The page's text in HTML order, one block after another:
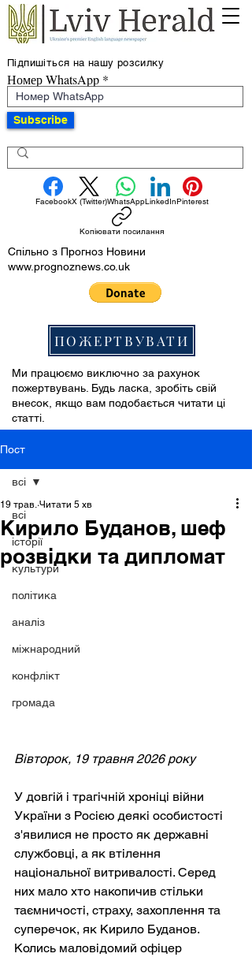
Підпишіться на нашу розсилку
Номер WhatsApp
Subscribe
FacebookX (Twitter)WhatsAppLinkedInPinterest
Копіювати посилання
Спільно з Прогноз Новини
www.prognoznews.co.uk
ПОЖЕРТВУВАТИ
Ми працюємо виключно за рахунок
пожертвувань. Будь ласка, зробіть свій
внесок, якщо вам подобається читати ці
статті.
Пост
всі
історії
культури
політика
аналіз
міжнародний
конфлікт
громада
всі
Кирило Буданов, шеф
розвідки та дипломат
19 трав. Читати 5 хв
Вівторок, 19 травня 2026 року
У довгій і трагічній хроніці війни
України з Росією деякі особистості
з'явилися не просто як державні
службовці, а як втілення
національної витривалості. Серед
них мало хто накопичив стільки
таємничості, страху, захоплення та
суперечок, як Кирило Буданов.
Колись маловідомий офіцер